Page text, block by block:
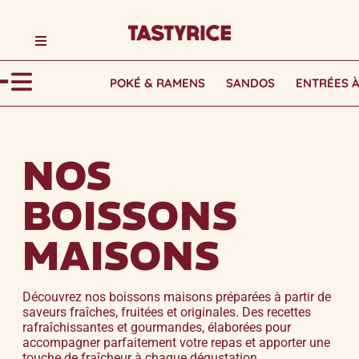
POKÉ & RAMENS SANDOS ENTRÉES
NOS
BOISSONS
MAISONS
Découvrez nos boissons maisons préparées à partir de
saveurs fraîches, fruitées et originales. Des recettes
rafraîchissantes et gourmandes, élaborées pour
accompagner parfaitement votre repas et apporter une